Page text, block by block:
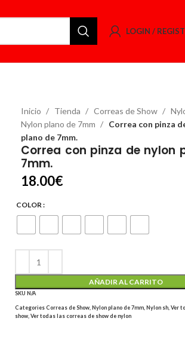
LOGIN /
Inicio Tienda Correas de Show
Nylon plano de 7mm
Correa con pinza
plano de 7mm.
Correa con pinza de nylon
7mm.
18.00€
COLOR
AÑADIR AL CARRITO
SKUN/A
Categories Correas de Show ,Nylon plano de 7mm ,Nylon sh ,Ver
show ,Ver todas las correas de show de nylon